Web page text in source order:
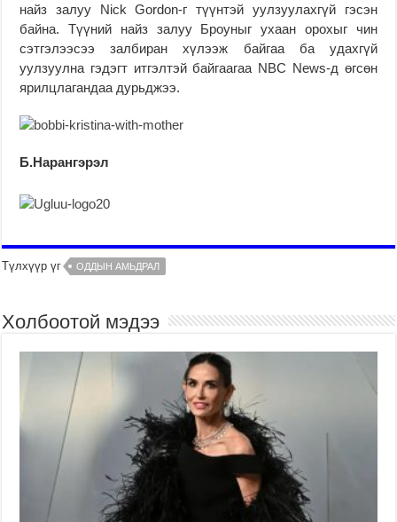
найз залуу Nick Gordon-г түүнтэй уулзуулахгүй гэсэн
байна. Түүний найз залуу Броуныг ухаан орохыг чин
сэтгэлээсээ залбиран хүлээж байгаа ба удахгүй
уулзуулна гэдэгт итгэлтэй байгаагаа NBC News-д өгсөн
ярилцлагандаа дурьджээ.
Б.Нарангэрэл
Түлхүүр үг ОДДЫН АМЬДРАЛ
Холбоотой мэдээ